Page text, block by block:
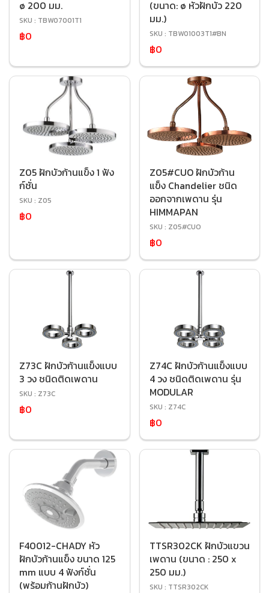
ø 200 มม.
SKU : TBW07001T1
฿0
(ขนาด: ø หัวฝักบัว 220
มม.)
SKU : TBW01003T1#BN
฿0
Z05 ฝักบัวก้านแข็ง 1 ฟัง
ก์ชั่น
SKU : Z05
฿0
Z05#CUO ฝักบัวก้าน
แข็ง Chandelier ชนิด
ออกจากเพดาน รุ่น
HIMMAPAN
SKU : Z05#CUO
฿0
Z73C ฝักบัวก้านแข็งแบบ
3 วง ชนิดติดเพดาน
SKU : Z73C
฿0
Z74C ฝักบัวก้านแข็งแบบ
4 วง ชนิดติดเพดาน รุ่น
MODULAR
SKU : Z74C
฿0
F40012-CHADY หัว
ฝักบัวก้านแข็ง ขนาด 125
mm แบบ 4 ฟังก์ชั่น
(พร้อมก้านฝักบัว)
TTSR302CK ฝักบัวแขวน
เพดาน (ขนาด : 250 x
250 มม.)
SKU : TTSR302CK